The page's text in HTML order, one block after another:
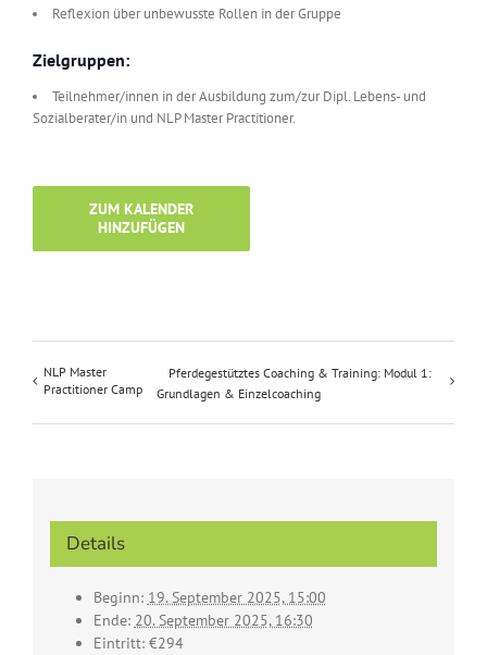
Reflexion über unbewusste Rollen in der Gruppe
Zielgruppen:
Teilnehmer/innen in der Ausbildung zum/zur Dipl. Lebens- und
Sozialberater/in und NLP Master Practitioner.
ZUM KALENDER
HINZUFÜGEN
NLP Master
Practitioner Camp
Pferdegestütztes Coaching & Training: Modul 1:
Grundlagen & Einzelcoaching
Details
Beginn: 19. September 2025, 15:00
Ende: 20. September 2025, 16:30
Eintritt: €294